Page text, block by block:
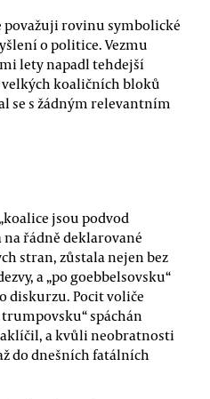
považuji rovinu symbolické
o politice. Vezmu
lety napadl tehdejší
koaličních bloků
se s žádným relevantním
jsou podvod
řádně deklarované
stran, zůstala nejen bez
a „po goebbelsovsku“
diskurzu. Pocit voliče
trumpovsku“ spáchán
a kvůli neobratnosti
do dnešních fatálních